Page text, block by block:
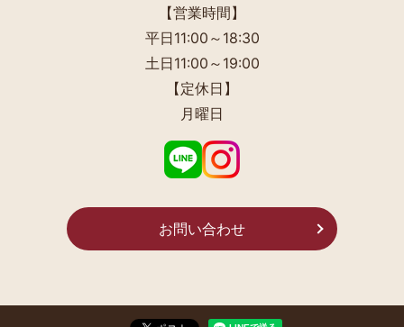
【営業時間】
平日11:00～18:30
土日11:00～19:00
【定休日】
月曜日
お問い合わせ